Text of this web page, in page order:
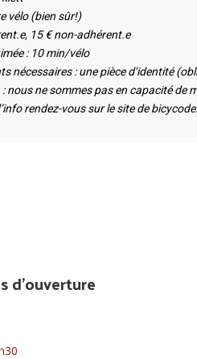
vélo (bien sûr!)
15 € non-adhérent.e
: 10 min/vélo
nécessaires : une pièce d’identité
nous ne sommes pas en capacité de
rendez-vous sur le site de
d'ouverture